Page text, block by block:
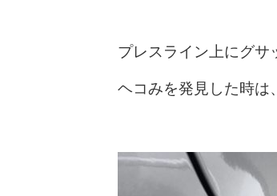
プレスライン上にグサ
ヘコみを発見した時は